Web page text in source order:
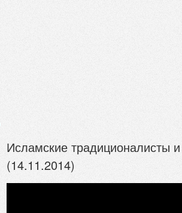
Исламские традиционалисты
(14.11.2014)